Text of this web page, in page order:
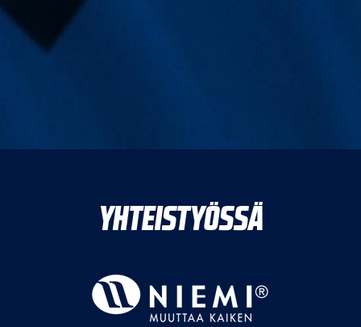
YHTEISTYÖSSÄ